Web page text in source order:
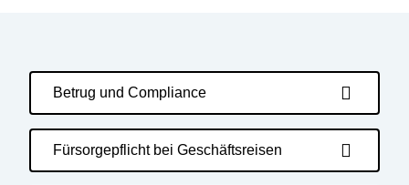
Betrug und Compliance
Fürsorgepflicht bei Geschäftsreisen